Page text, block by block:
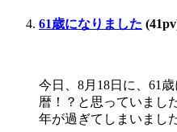
61歳になりました
今日、8月18日に、61
暦！？と思っていまし
年が過ぎてしまいまし